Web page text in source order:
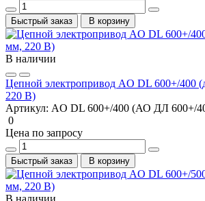
Быстрый заказ В корзину
В наличии
Цепной электропривод AO DL 600+/400
220 В)
Артикул: AO DL 600+/400 (АО ДЛ 600+/
0
Цена по запросу
Быстрый заказ В корзину
В наличии